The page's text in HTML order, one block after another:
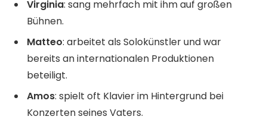
Virginia: sang mehrfach mit ihm auf großen
Bühnen.
Matteo: arbeitet als Solokünstler und war
bereits an internationalen Produktionen
beteiligt.
Amos: spielt oft Klavier im Hintergrund bei
Konzerten seines Vaters.